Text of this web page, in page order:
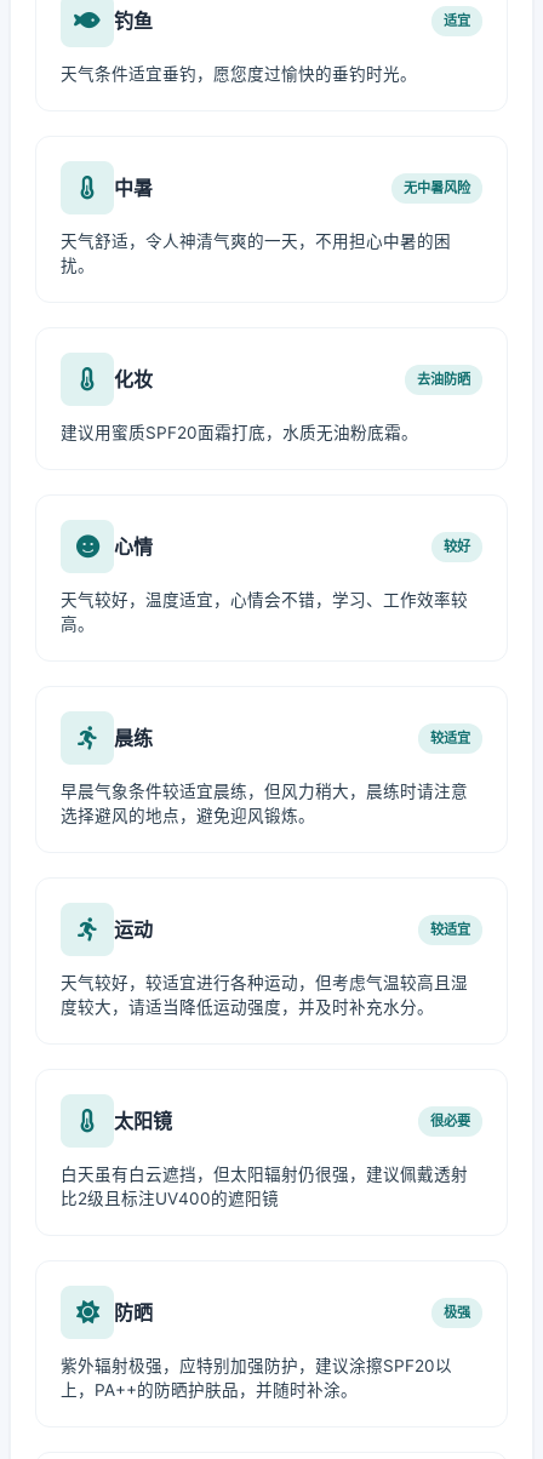
钓鱼 适宜
天气条件适宜垂钓，愿您度过愉快的垂钓时光。
中暑 无中暑风险
天气舒适，令人神清气爽的一天，不用担心中暑的困
扰。
化妆 去油防晒
建议用蜜质SPF20面霜打底，水质无油粉底霜。
心情 较好
天气较好，温度适宜，心情会不错，学习、工作效率较
高。
晨练 较适宜
早晨气象条件较适宜晨练，但风力稍大，晨练时请注意
选择避风的地点，避免迎风锻炼。
运动 较适宜
天气较好，较适宜进行各种运动，但考虑气温较高且湿
度较大，请适当降低运动强度，并及时补充水分。
太阳镜 很必要
白天虽有白云遮挡，但太阳辐射仍很强，建议佩戴透射
比2级且标注UV400的遮阳镜
防晒 极强
紫外辐射极强，应特别加强防护，建议涂擦SPF20以
上，PA++的防晒护肤品，并随时补涂。